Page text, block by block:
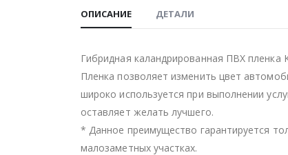
ОПИСАНИЕ ДЕТАЛИ
Гибридная каландрированная ПВХ пленка
Пленка позволяет изменить цвет
широко используется при выполнении
оставляет желать лучшего.
* Данное преимущество гарантируется
малозаметных участках.